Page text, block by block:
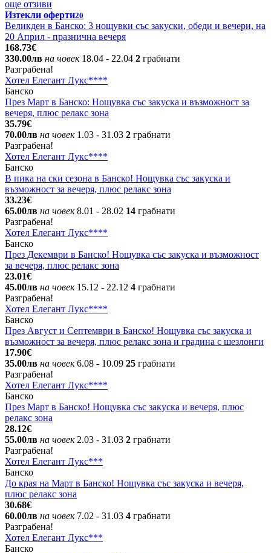
още отзиви
Изтекли оферти20
Великден в Банско: 3 нощувки със закуски, обеди и вечери, на
20 Април - празнична вечеря
168.73€
330.00лв на човек 18.04 - 22.04 2 грабнати
Разграбена!
Хотел Елегант Лукс****
Банско
През Март в Банско: Нощувка със закуска и възможност за
вечеря, плюс релакс зона
35.79€
70.00лв на човек 1.03 - 31.03 2 грабнати
Разграбена!
Хотел Елегант Лукс****
Банско
В пика на ски сезона в Банско! Нощувка със закуска и
възможност за вечеря, плюс релакс зона
33.23€
65.00лв на човек 8.01 - 28.02 14 грабнати
Разграбена!
Хотел Елегант Лукс****
Банско
През Декември в Банско! Нощувка със закуска и възможност
за вечеря, плюс релакс зона
23.01€
45.00лв на човек 15.12 - 22.12 4 грабнати
Разграбена!
Хотел Елегант Лукс****
Банско
През Август и Септември в Банско! Нощувка със закуска и
възможност за вечеря, плюс релакс зона и градина с шезлонги
17.90€
35.00лв на човек 6.08 - 10.09 25 грабнати
Разграбена!
Хотел Елегант Лукс****
Банско
През Март в Банско! Нощувка със закуска и вечеря, плюс
релакс зона
28.12€
55.00лв на човек 2.03 - 31.03 2 грабнати
Разграбена!
Хотел Елегант Лукс***
Банско
До края на Март в Банско! Нощувка със закуска и вечеря,
плюс релакс зона
30.68€
60.00лв на човек 7.02 - 31.03 4 грабнати
Разграбена!
Хотел Елегант Лукс***
Банско